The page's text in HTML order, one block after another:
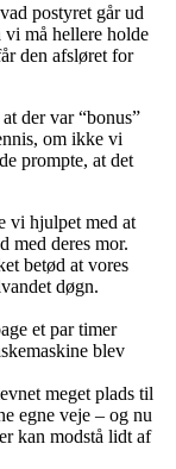
postyret går ud
må hellere holde
den afsløret for
der var “bonus”
om ikke vi
prompte, at det
vi hjulpet med at
med deres mor.
betød at vores
døgn.
et par timer
blev
meget plads til
egne veje – og nu
kan modstå lidt af